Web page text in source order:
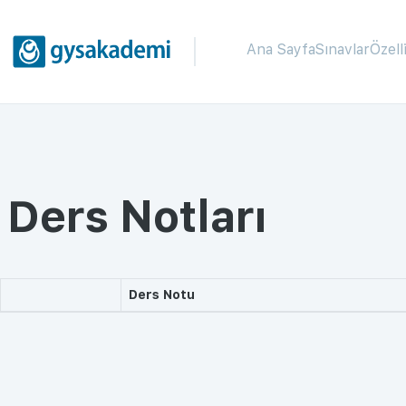
Ana SayfaSınavlar
Ders Notları
Ders Notu